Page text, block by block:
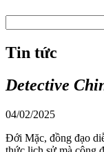
Tin tức
Detective
04/02/2025
Đới Mặc, đồng đạo